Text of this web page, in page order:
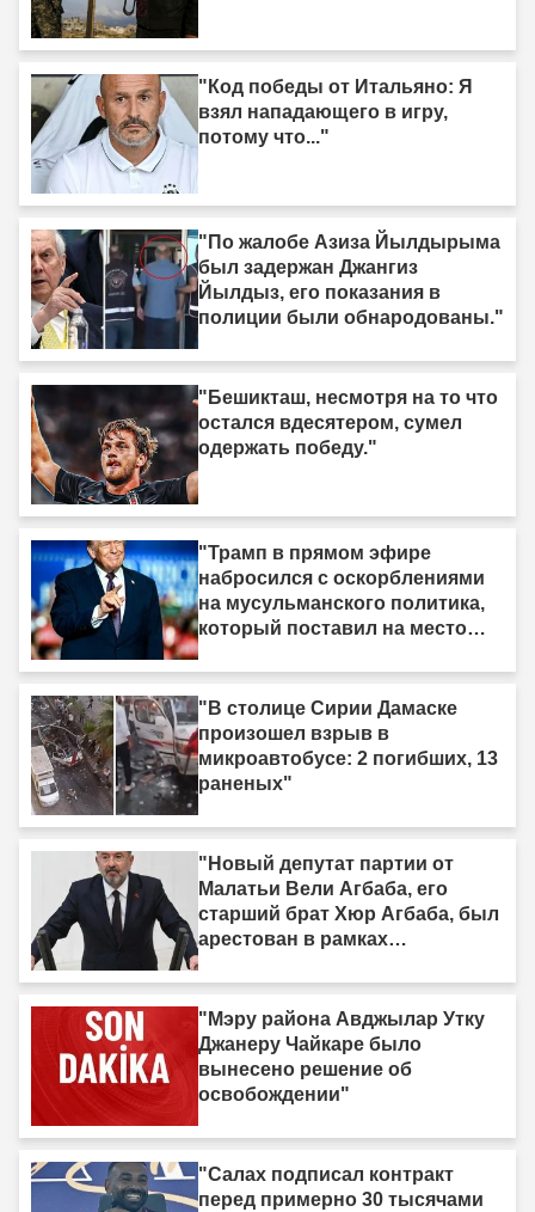
"Код победы от Итальяно: Я
взял нападающего в игру,
потому что..."
"По жалобе Азиза Йылдырыма
был задержан Джангиз
Йылдыз, его показания в
полиции были обнародованы."
"Бешикташ, несмотря на то что
остался вдесятером, сумел
одержать победу."
"Трамп в прямом эфире
набросился с оскорблениями
на мусульманского политика,
который поставил на место
смотрю на него, я вижу только
дерьмо»"
"В столице Сирии Дамаске
произошел взрыв в
микроавтобусе: 2 погибших, 13
раненых"
"Новый депутат партии от
Малатьи Вели Агбаба, его
старший брат Хюр Агбаба, был
арестован в рамках
"Мэру района Авджылар Утку
Джанеру Чайкаре было
вынесено решение об
освобождении"
"Салах подписал контракт
перед примерно 30 тысячами